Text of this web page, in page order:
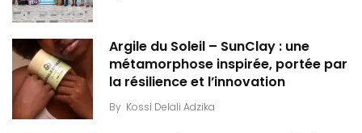
Argile du Soleil – SunClay : une
métamorphose inspirée, portée par
la résilience et l’innovation
By Kossi Delali Adzika